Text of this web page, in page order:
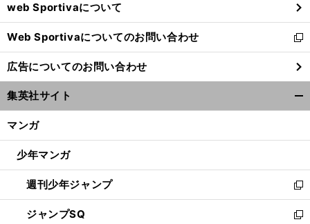
で
開
く
web Sportivaについて
Web Sportivaについてのお問い合わせ
新
し
い
ウ
ィ
ン
ウ
開
く
広告についてのお問い合わせ
集英社サイト
マンガ
少年マンガ
週刊少年ジャンプ
新
し
い
ジャンプSQ
新